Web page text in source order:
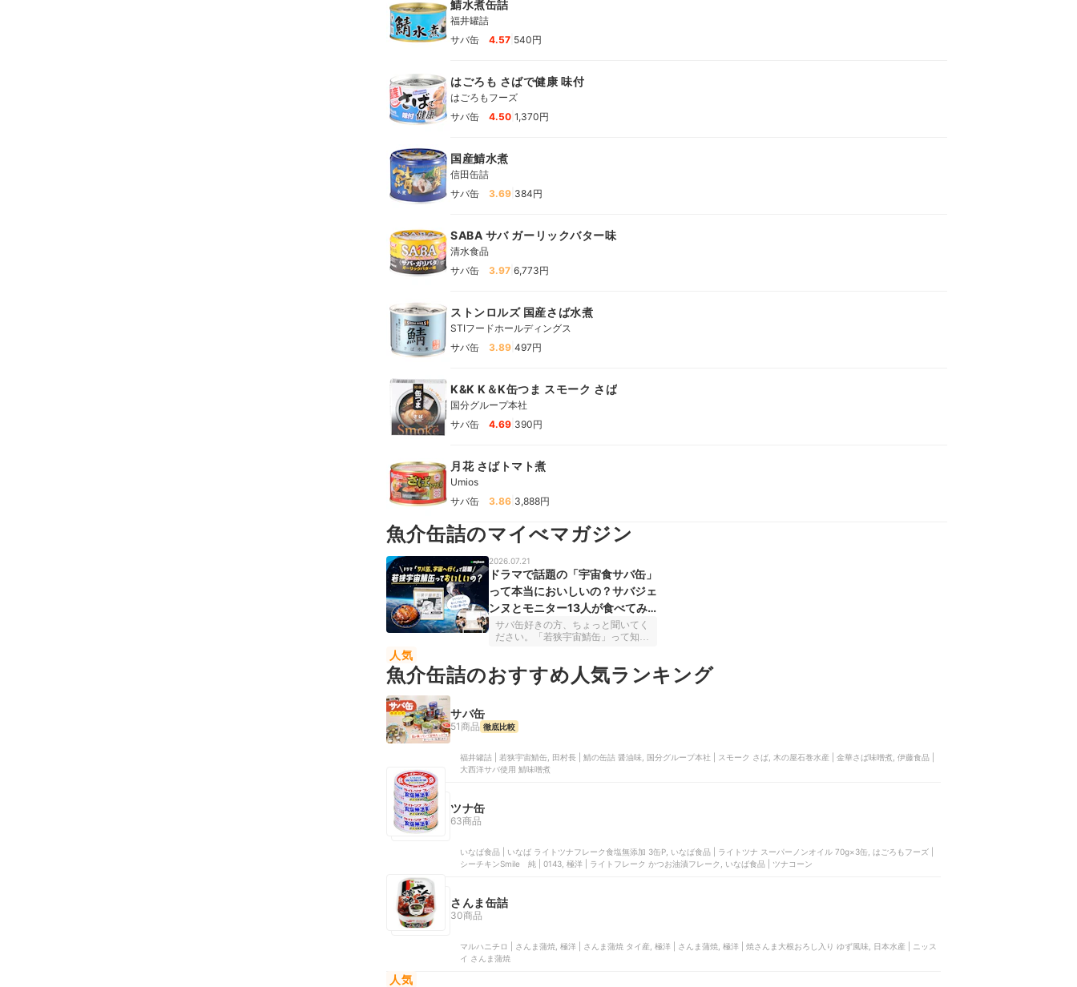
存分に楽しみたい人にぜひ試してほしい商品です。
鯖水煮缶詰
福井罐詰
サバ缶
4.57 540円
はごろも さばで健康 味付
はごろもフーズ
サバ缶
4.50 1,370円
国産鯖水煮
信田缶詰
サバ缶
3.69 384円
SABA サバ ガーリックバター味
清水食品
サバ缶
3.97 6,773円
ストンロルズ 国産さば水煮
STIフードホールディングス
サバ缶
3.89 497円
K&K K＆K缶つま スモーク さば
国分グループ本社
サバ缶
4.69 390円
月花 さばトマト煮
Umios
サバ缶
3.86 3,888円
魚介缶詰のマイべマガジン
2026.07.21
ドラマで話題の「宇宙食サバ缶」
って本当においしいの？サバジェ
ンヌとモニター13人が食べてみ
た結果
サバ缶好きの方、ちょっと聞いてく
ださい。「若狭宇宙鯖缶」って知っ
認定した宇宙食の技術をベースに開
発された、ちょっと特別な一缶なん
「高いけど、それだけの価値がある
の？」と気になりますよね。そこで
を食べ続けて数百缶以上のサバジェ
ンヌ・池田陽子さんと、モニター13
人気
魚介缶詰のおすすめ人気ランキング
サバ缶
51商品 徹底比較
福井罐詰 | 若狭宇宙鯖缶, 田村長 | 鯖の缶詰 醤油味, 国分グループ本社 | スモーク さば, 木の屋石巻水産 | 金華さば味噌煮, 伊藤食品 |
大西洋サバ使用 鯖味噌煮
ツナ缶
63商品
いなば食品 | いなば ライトツナフレーク食塩無添加 3缶P, いなば食品 | ライトツナ スーパーノンオイル 70g×3缶, はごろもフーズ |
シーチキンSmile 純 | 0143, 極洋 | ライトフレーク かつお油漬フレーク, いなば食品 | ツナコーン
さんま缶詰
30商品
マルハニチロ | さんま蒲焼, 極洋 | さんま蒲焼 タイ産, 極洋 | さんま蒲焼, 極洋 | 焼さんま大根おろし入り ゆず風味, 日本水産 | ニッス
イ さんま蒲焼
人気